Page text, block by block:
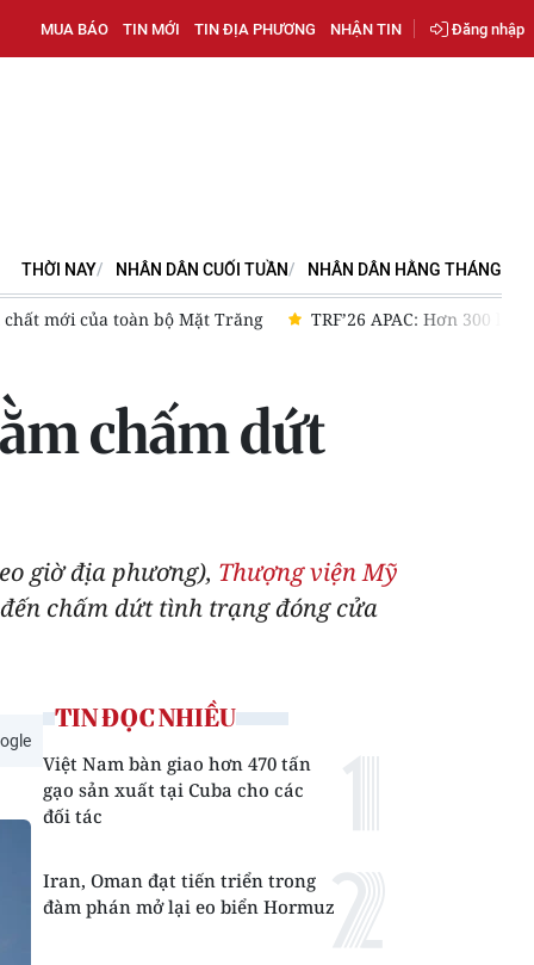
MUA BÁO TIN MỚI TIN ĐỊA PHƯƠNG NHẬN TIN Đăng nhập
THỜI NAY NHÂN DÂN CUỐI TUẦN NHÂN DÂN HẰNG THÁNG
về AI và hiện đại hóa ngân hàng lõi Tổng Bí thư, Chủ
chấm dứt
giờ địa phương), Thượng viện Mỹ
chấm dứt tình trạng đóng cửa
TIN ĐỌC NHIỀU
Việt Nam bàn giao hơn 470 tấn
gạo sản xuất tại Cuba cho các
đối tác
Iran, Oman đạt tiến triển trong
đàm phán mở lại eo biển Hormuz